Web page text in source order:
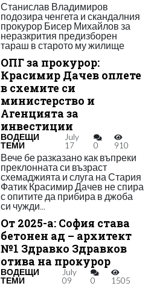
Станислав Владимиров
подозира ченгета и скандалния
прокурор Бисер Михайлов за
неразкрития предизборен
тараш в старото му жилище
ОПГ за прокурор:
Красимир Дачев оплете
в схемите си
министерство и
Агенцията за
инвестиции
ВОДЕЩИ
ТЕМИ
July
17
0 910
Вече бе разказано как въпреки
преклонната си възраст
схемаджията и слуга на Стария
Фатик Красимир Дачев не спира
с опитите да прибира в джоба
си чужди...
От 2025-а: София става
бетонен ад – архитект
№1 Здравко Здравков
отива на прокурор
ВОДЕЩИ
ТЕМИ
July
09
0 1505